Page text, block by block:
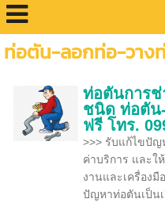
ท่อตัน-ลอกท่อ-วาง
ท่อตันการ
ชนิด ท่อตัน-
ฟรี โทร.
>>> รับแก้ไขปั
ค่าบริการ และใ
งานและเครื่อง
ปัญหาท่อตันเป็นเ